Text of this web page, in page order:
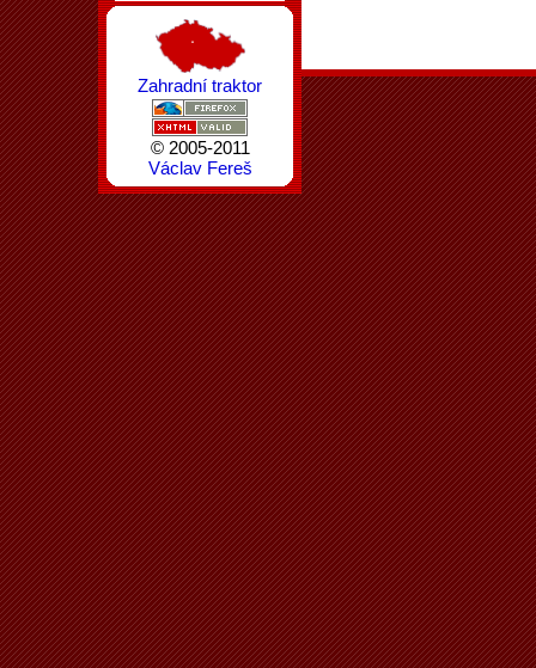
Zahradní traktor
© 2005-2011
Václav Fereš